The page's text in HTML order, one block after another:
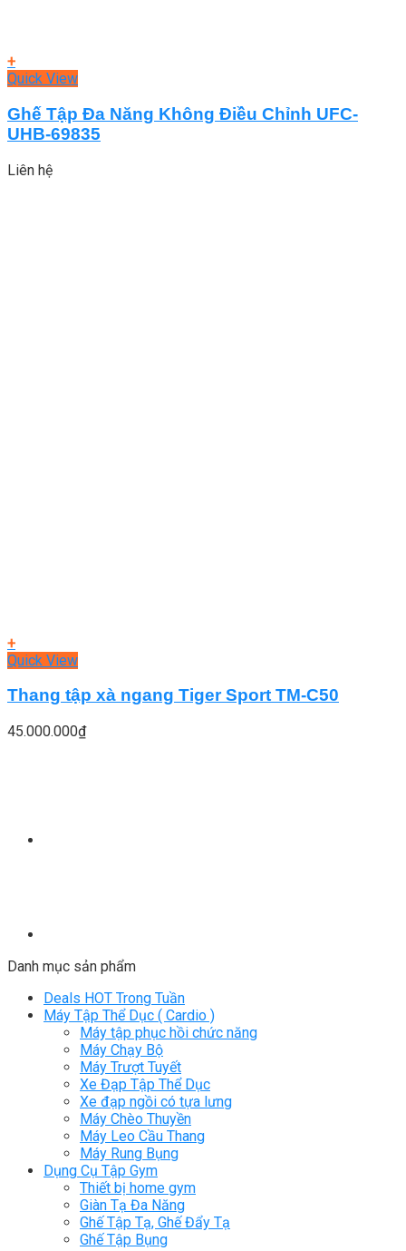
+
Quick View
Ghế Tập Đa Năng Không Điều Chỉnh UFC-
UHB-69835
Liên hệ
+
Quick View
Thang tập xà ngang Tiger Sport TM-C50
45.000.000₫
Danh mục sản phẩm
Deals HOT Trong Tuần
Máy Tập Thể Dục ( Cardio )
Máy tập phục hồi chức năng
Máy Chạy Bộ
Máy Trượt Tuyết
Xe Đạp Tập Thể Dục
Xe đạp ngồi có tựa lưng
Máy Chèo Thuyền
Máy Leo Cầu Thang
Máy Rung Bụng
Dụng Cụ Tập Gym
Thiết bị home gym
Giàn Tạ Đa Năng
Ghế Tập Tạ, Ghế Đẩy Tạ
Ghế Tập Bụng